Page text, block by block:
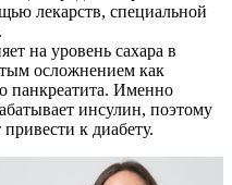
лекарств, специальной
на уровень сахара в
осложнением как
панкреатита. Именно
инсулин, поэтому
к диабету.